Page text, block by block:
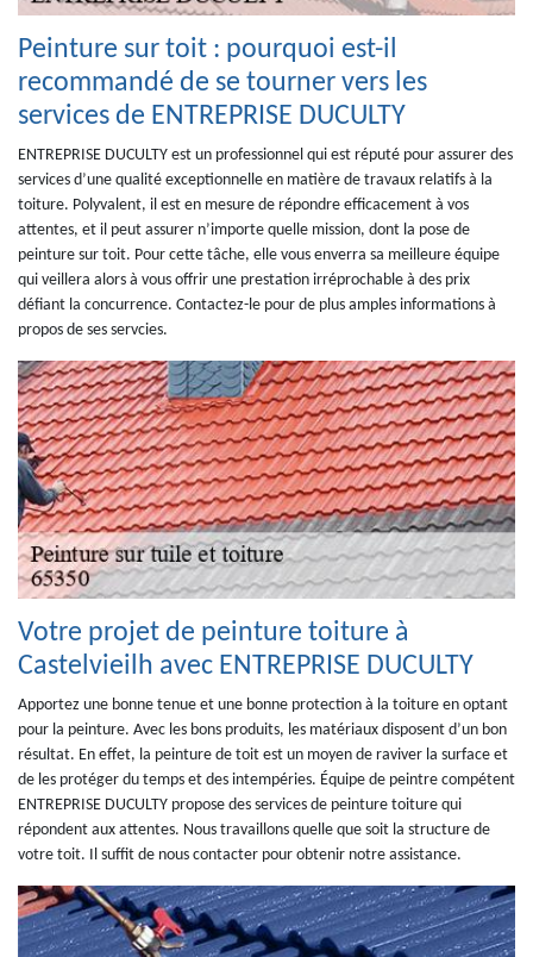
Peinture sur toit : pourquoi est-il
recommandé de se tourner vers les
services de ENTREPRISE DUCULTY
ENTREPRISE DUCULTY est un professionnel qui est réputé pour assurer des
services d’une qualité exceptionnelle en matière de travaux relatifs à la
toiture. Polyvalent, il est en mesure de répondre efficacement à vos
attentes, et il peut assurer n’importe quelle mission, dont la pose de
peinture sur toit. Pour cette tâche, elle vous enverra sa meilleure équipe
qui veillera alors à vous offrir une prestation irréprochable à des prix
défiant la concurrence. Contactez-le pour de plus amples informations à
propos de ses servcies.
Votre projet de peinture toiture à
Castelvieilh avec ENTREPRISE DUCULTY
Apportez une bonne tenue et une bonne protection à la toiture en optant
pour la peinture. Avec les bons produits, les matériaux disposent d’un bon
résultat. En effet, la peinture de toit est un moyen de raviver la surface et
de les protéger du temps et des intempéries. Équipe de peintre compétent
ENTREPRISE DUCULTY propose des services de peinture toiture qui
répondent aux attentes. Nous travaillons quelle que soit la structure de
votre toit. Il suffit de nous contacter pour obtenir notre assistance.